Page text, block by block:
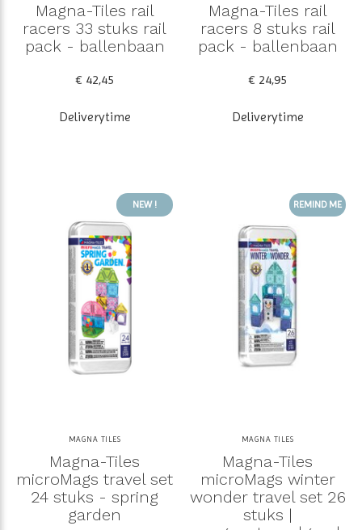
Magna-Tiles rail
racers 33 stuks rail
pack - ballenbaan
€ 42,45
Deliverytime
Magna-Tiles rail
racers 8 stuks rail
pack - ballenbaan
€ 24,95
Deliverytime
NEW !
MAGNA TILES
Magna-Tiles
microMags travel set
24 stuks - spring
garden
REMIND ME
MAGNA TILES
Magna-Tiles
microMags winter
wonder travel set 26
stuks |